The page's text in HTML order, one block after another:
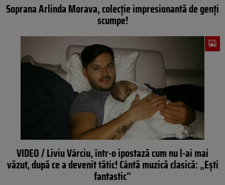
Soprana Arlinda Morava, colecţie impresionantă de genți
scumpe!
VIDEO / Liviu Vârciu, într-o ipostază cum nu l-ai mai
văzut, după ce a devenit tătic! Cântă muzică clasică: „Eşti
fantastic”